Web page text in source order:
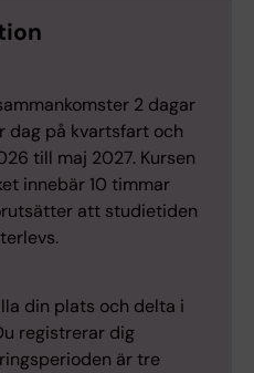
2 dagar
dag på kvartsfart och
till maj 2027. Kursen
innebär 10 timmar
att studietiden
din plats och delta i
registrerar dig
är tre